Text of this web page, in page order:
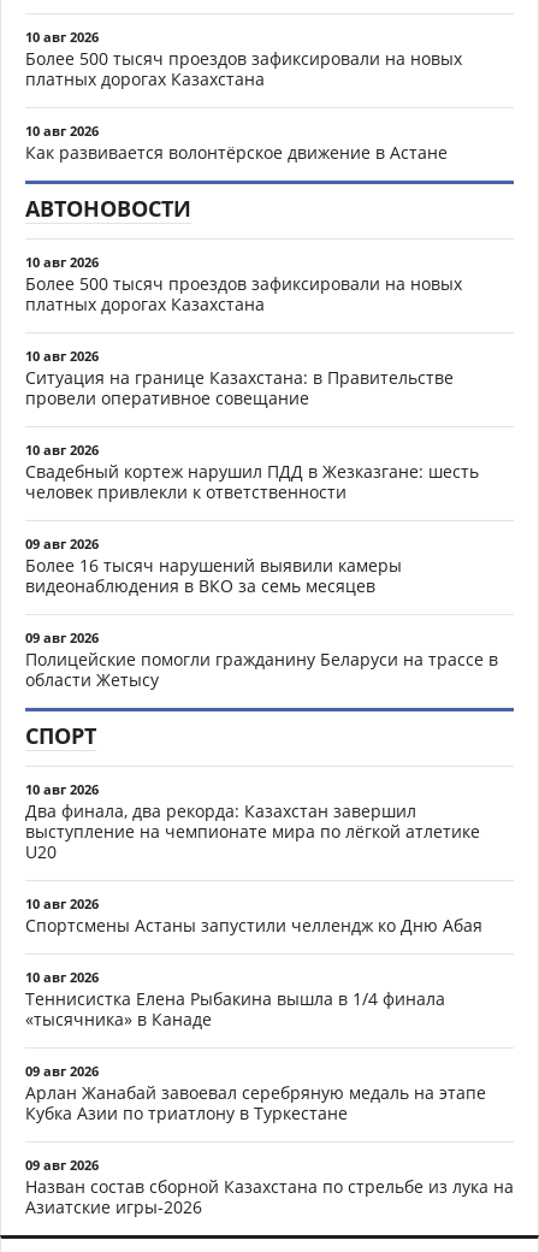
10 авг 2026
Более 500 тысяч проездов зафиксировали на новых
платных дорогах Казахстана
10 авг 2026
Как развивается волонтёрское движение в Астане
АВТОНОВОСТИ
10 авг 2026
Более 500 тысяч проездов зафиксировали на новых
платных дорогах Казахстана
10 авг 2026
Ситуация на границе Казахстана: в Правительстве
провели оперативное совещание
10 авг 2026
Свадебный кортеж нарушил ПДД в Жезказгане: шесть
человек привлекли к ответственности
09 авг 2026
Более 16 тысяч нарушений выявили камеры
видеонаблюдения в ВКО за семь месяцев
09 авг 2026
Полицейские помогли гражданину Беларуси на трассе в
области Жетысу
СПОРТ
10 авг 2026
Два финала, два рекорда: Казахстан завершил
выступление на чемпионате мира по лёгкой атлетике
U20
10 авг 2026
Спортсмены Астаны запустили челлендж ко Дню Абая
10 авг 2026
Теннисистка Елена Рыбакина вышла в 1/4 финала
«тысячника» в Канаде
09 авг 2026
Арлан Жанабай завоевал серебряную медаль на этапе
Кубка Азии по триатлону в Туркестане
09 авг 2026
Назван состав сборной Казахстана по стрельбе из лука на
Азиатские игры-2026